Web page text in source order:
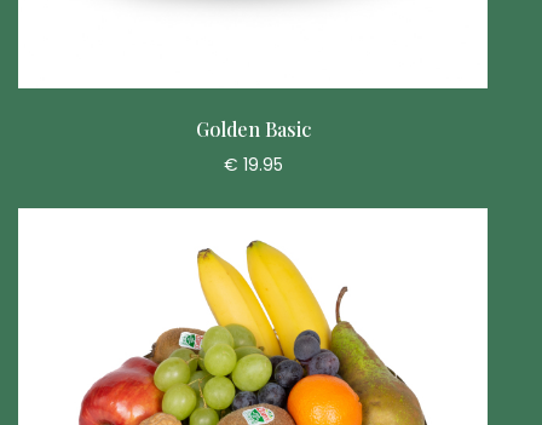
Golden Basic
€ 19.95